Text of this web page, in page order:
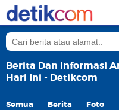
Berita Dan Informasi
Hari Ini - Detikcom
Semua Berita Foto